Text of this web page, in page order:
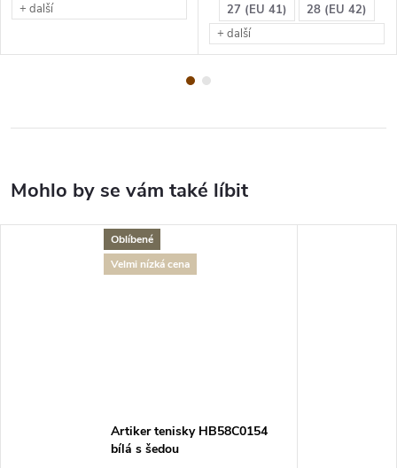
+ další
27 (EU 41)
28 (EU 42)
+ další
Oblíbené
Velmi nízká cena
Artiker tenisky HB58C0154
bílá s šedou